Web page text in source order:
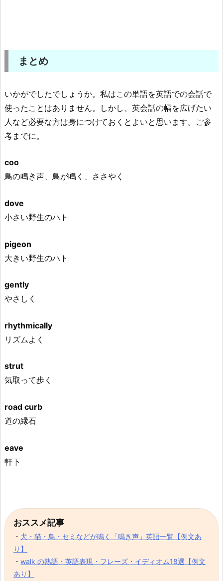
まとめ
いかがでしたでしょうか。私はこの単語を英語での会話で
使ったことはありません。しかし、英会話の幅を広げたい
人など必要な方は身につけておくとよいと思います。ご参
考までに。
coo
鳥の鳴き声、鳥が鳴く、ささやく
dove
小さい野生のハト
pigeon
大きい野生のハト
gently
やさしく
rhythmically
リズムよく
strut
気取って歩く
road curb
道の縁石
eave
軒下
おススメ記事
・犬・猫・鳥・セミなどが鳴く「鳴き声」英語一覧【例文あ
り】
・walk の熟語・英語表現・フレーズ・イディオム18選【例文
あり】